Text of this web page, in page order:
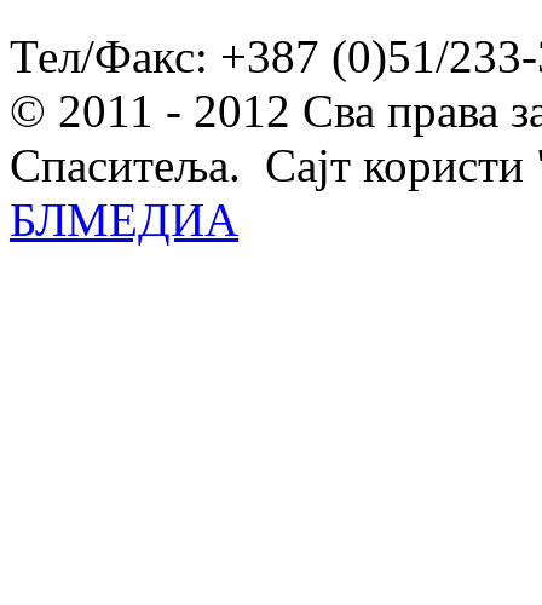
Тел/Факс: +387 (0)51/
© 2011 - 2012 Сва права
Спаситеља. Сајт
БЛМЕДИА